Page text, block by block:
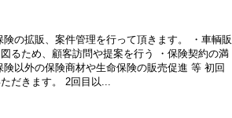
の拡販、案件管理を行って頂きます。 ・車輌販
るため、顧客訪問や提案を行う ・保険契約の満
以外の保険商材や生命保険の販売促進 等 初回
だきます。 2回目以...